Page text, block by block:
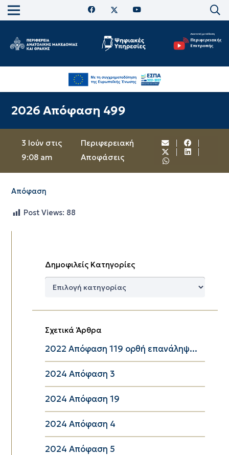
2026 Απόφαση 499
3 Ιούν στις
9:08 am
Περιφερειακή
Αποφάσεις
Απόφαση
Post Views: 88
Δημοφιλείς Κατηγορίες
Δημοφιλείς
Σχετικά Άρθρα
2022 Απόφαση 119 ορθή επανάληψ...
2024 Απόφαση 3
2024 Απόφαση 19
2024 Απόφαση 4
2024 Απόφαση 5